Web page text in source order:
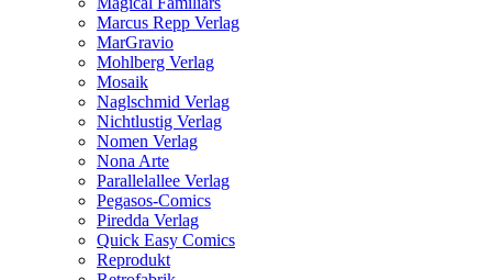
Marcus Repp Verlag
MarGravio
Mohlberg Verlag
Mosaik
Naglschmid Verlag
Nichtlustig Verlag
Nomen Verlag
Nona Arte
Parallelallee Verlag
Pegasos-Comics
Piredda Verlag
Quick Easy Comics
Reprodukt